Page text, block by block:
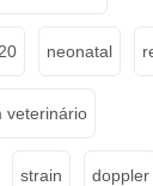
neonatal
veterinário
strain doppler